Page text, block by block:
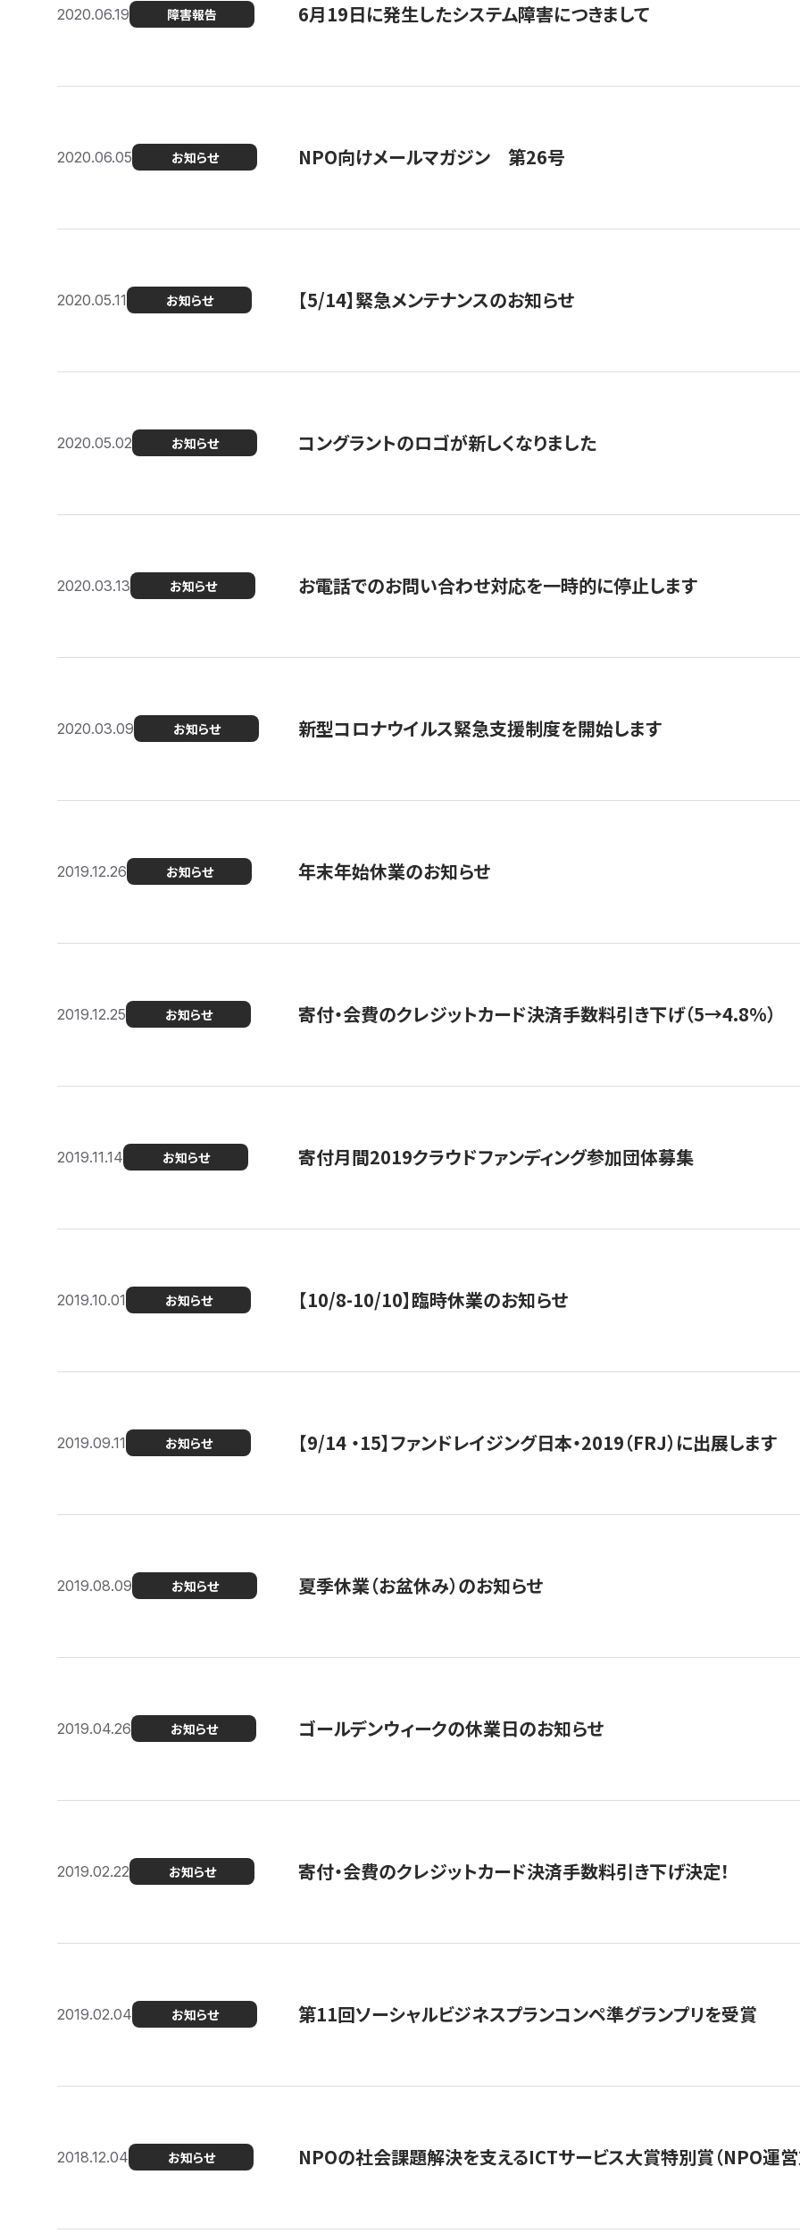
2020.06.19 障害報告 6月19日に発生したシステム障害につきまして
2020.06.05 お知らせ NPO向けメールマガジン 第26号
2020.05.11 お知らせ 【5/14】緊急メンテナンスのお知らせ
2020.05.02 お知らせ コングラントのロゴが新しくなりました
2020.03.13 お知らせ お電話でのお問い合わせ対応を一時的に停止します
2020.03.09 お知らせ 新型コロナウイルス緊急支援制度を開始します
2019.12.26 お知らせ 年末年始休業のお知らせ
2019.12.25 お知らせ 寄付・会費のクレジットカード決済手数料引き下げ（5→4.8%）
2019.11.14 お知らせ 寄付月間2019クラウドファンディング参加団体募集
2019.10.01 お知らせ 【10/8-10/10】臨時休業のお知らせ
2019.09.11 お知らせ 【9/14 ・15】ファンドレイジング日本・2019（FRJ）に出展します
2019.08.09 お知らせ 夏季休業（お盆休み）のお知らせ
2019.04.26 お知らせ ゴールデンウィークの休業日のお知らせ
2019.02.22 お知らせ 寄付・会費のクレジットカード決済手数料引き下げ決定！
2019.02.04 お知らせ 第11回ソーシャルビジネスプランコンペ準グランプリを受賞
2018.12.04 お知らせ NPOの社会課題解決を支えるICTサービス大賞特別賞（NPO運